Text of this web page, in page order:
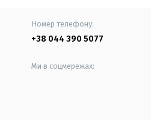
Номер телефону:
+38 044 390 5077
Ми в соцмережах: